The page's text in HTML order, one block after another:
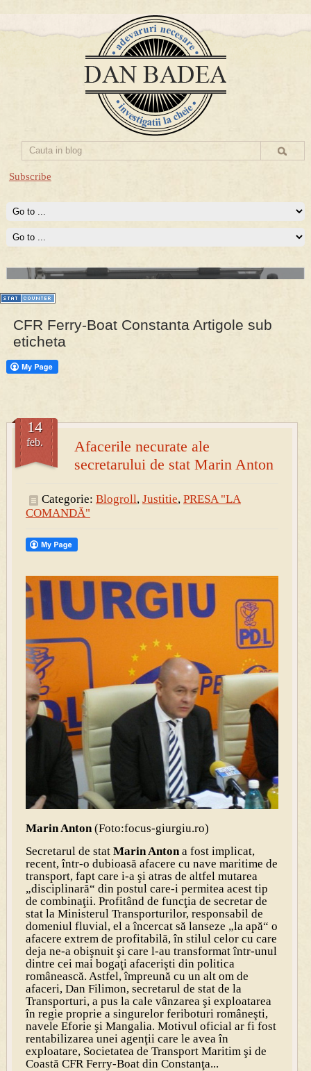
Subscribe
PRESA
Prima mea carte publicata (Nemira)
Averea Presedintelui: prima lucrare despre controversatele
conturi secrete ale Securitatii.
CFR Ferry-Boat Constanta Artigole sub
eticheta
Afacerile necurate ale
secretarului de stat Marin Anton
14
feb.
Categorie: Blogroll, Justitie, PRESA "LA
COMANDĂ"
Marin Anton(Foto:focus-giurgiu.ro)
Secretarul de stat Marin Antona fost implicat,
recent, într-o dubioasă afacere cu nave maritime de
transport, fapt care i-a şi atras de altfel mutarea
„disciplinară“ din postul care-i permitea acest tip
de combinaţii. Profitând de funcţia de secretar de
stat la Ministerul Transporturilor, responsabil de
domeniul fluvial, el a încercat să lanseze „la apă“ o
afacere extrem de profitabilă, în stilul celor cu care
deja ne-a obişnuit şi care l-au transformat într-unul
dintre cei mai bogaţi afacerişti din politica
românească. Astfel, împreună cu un alt om de
afaceri, Dan Filimon, secretarul de stat de la
Transporturi, a pus la cale vânzarea şi exploatarea
în regie proprie a singurelor feriboturi româneşti,
navele Eforie şi Mangalia. Motivul oficial ar fi fost
rentabilizarea unei agenţii care le avea în
exploatare, Societatea de Transport Maritim şi de
Coastă CFR Ferry-Boat din Constanţa...